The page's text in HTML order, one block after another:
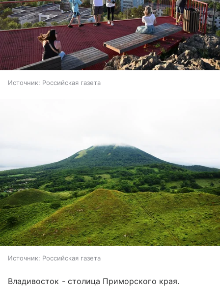
Источник: Российская газета
Источник: Российская газета
Владивосток - столица Приморского края.